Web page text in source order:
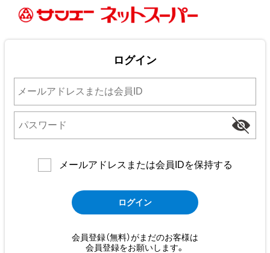
ログイン
メールアドレスまたは会員IDを保持する
会員登録（無料）がまだのお客様は
会員登録をお願いします。